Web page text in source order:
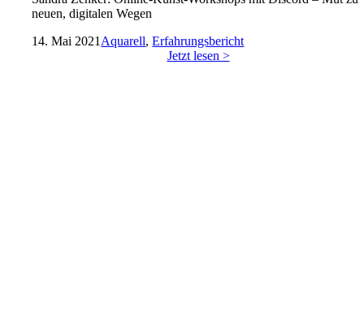
neuen, digitalen Wegen
14. Mai 2021 Aquarell,Erfahrungsbericht
Jetzt lesen >